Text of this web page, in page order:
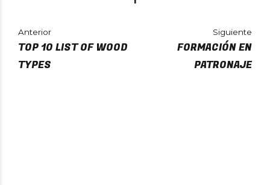
Anterior
TOP 10 LIST OF WOOD
TYPES
Siguiente
FORMACIÓN EN
PATRONAJE